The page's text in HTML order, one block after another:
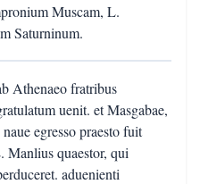
Muscam, L.
Saturninum.
Athenaeo fratribus
uenit. et Masgabae,
egresso praesto fuit
Manlius quaestor, qui
aduenienti